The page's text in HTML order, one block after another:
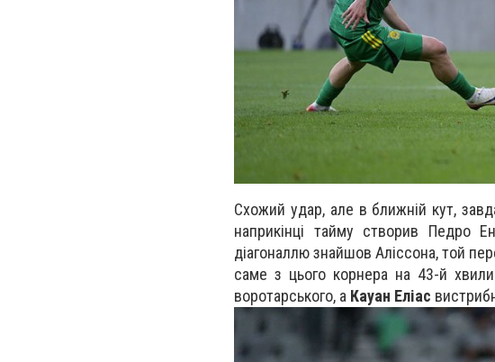
Схожий удар, але в ближній кут,
наприкінці тайму створив Педро
діагоналлю знайшов Аліссона, той
саме з цього корнера на 43-й
воротарського, а Кауан Еліас